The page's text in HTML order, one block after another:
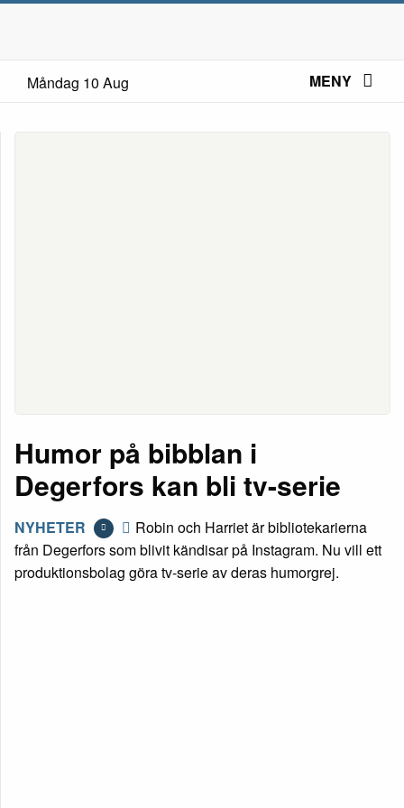
Måndag 10 Aug MENY
Humor på bibblan i
Degerfors kan bli tv-serie
NYHETER
Robin och Harriet är bibliotekarierna
från Degerfors som blivit kändisar på Instagram. Nu vill ett
produktionsbolag göra tv-serie av deras humorgrej.